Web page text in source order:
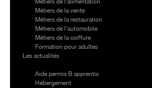
Métiers de l'alimentation
Métiers de la vente
Métiers de la restauration
Métiers de l'automobile
Métiers de la coiffure
Formation pour adultes
Les actualités
Aide permis B apprentis
Hébergement